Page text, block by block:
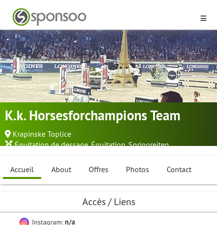
K.k. Horsesforchampions Team
Krapinske Toplice
Équitation de dessage,Équitation,Springreiten...
Accueil About Offres Photos Contact
Accès / Liens
Instagram: n/a